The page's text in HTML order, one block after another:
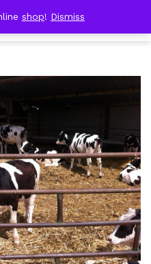
shop! Dismiss